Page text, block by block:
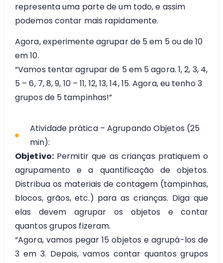
representa uma parte de um todo, e assim
podemos contar mais rapidamente.
Agora, experimente agrupar de 5 em 5 ou de 10
em 10.
“Vamos tentar agrupar de 5 em 5 agora. 1, 2, 3, 4,
5 – 6, 7, 8, 9, 10 – 11, 12, 13, 14, 15. Agora, eu tenho 3
grupos de 5 tampinhas!”
Atividade prática – Agrupando Objetos (25
min):
Objetivo:Permitir que as crianças pratiquem o
agrupamento e a quantificação de objetos.
Distribua os materiais de contagem (tampinhas,
blocos, grãos, etc.) para as crianças. Diga que
elas devem agrupar os objetos e contar
quantos grupos fizeram.
“Agora, vamos pegar 15 objetos e agrupá-los de
3 em 3. Depois, vamos contar quantos grupos